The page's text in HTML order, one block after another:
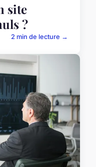
site
?
2 min de lecture →